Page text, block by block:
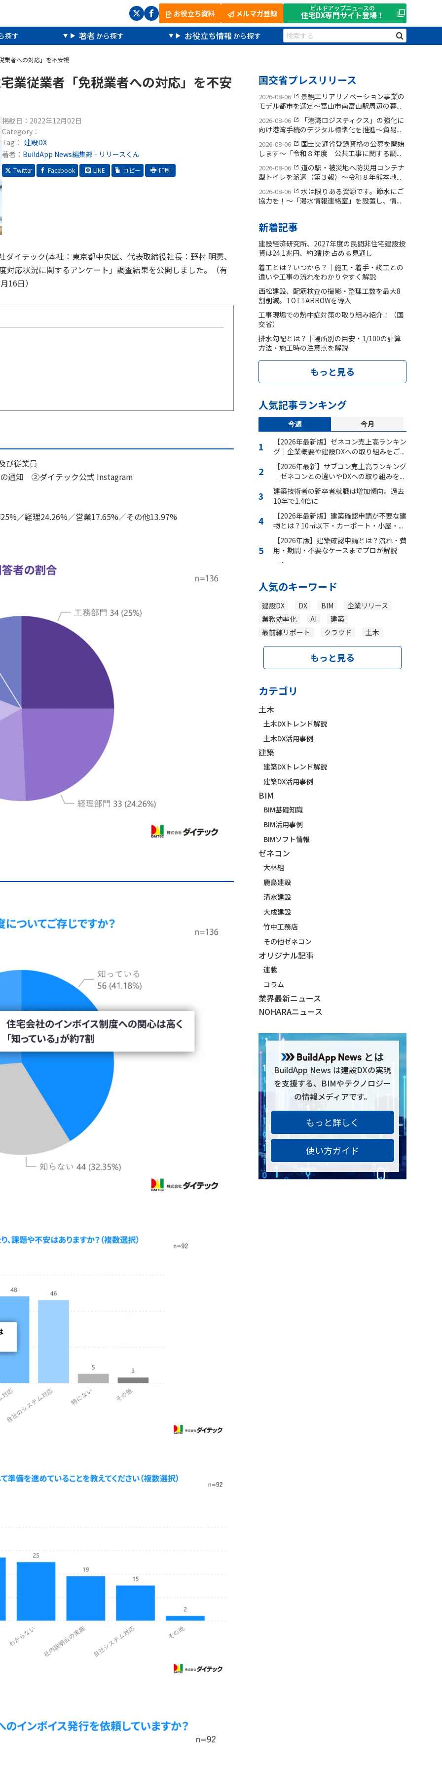
お役立ち資料 メルマガ登録
ビルドアップニュースの
住宅DX専門サイト登場！
著者 お役立ち情報
業者への対応」を不安視
業従業者「免税業者への対応」を不安
掲載日： 2022年12月02日
Category：
Tag： 建設DX
著者： BuildApp News編集部 - リリースくん
Twitter Facebook LINE コピー 印刷
イテック(本社：東京都中央区、代表取締役社長：野村 明憲、
応状況に関するアンケート」調査結果を公開しました。（有
16日）
び従業員
通知 ②ダイテック公式 Instagram
／経理24.26%／営業17.65%／その他13.97%
国交省プレスリリース
2026-08-06
景観エリアリノベーション事業の
モデル都市を選定〜富山市南富山駅周辺の暮...
2026-08-06
「港湾ロジスティクス」の強化に
向け港湾手続のデジタル標準化を推進〜貿易...
2026-08-06
国土交通省登録資格の公募を開始
します〜「令和８年度 公共工事に関する調...
2026-08-06
道の駅・被災地へ防災用コンテナ
型トイレを派遣（第３報）〜令和８年熊本地...
2026-08-06
水は限りある資源です。節水にご
協力を！〜「渇水情報連絡室」を設置し、情...
新着記事
建設経済研究所、2027年度の民間非住宅建設投
資は24.1兆円、約3割を占める見通し
着工とは？いつから？｜施工・着手・竣工との
違いや工事の流れをわかりやすく解説
西松建設、配筋検査の撮影・整理工数を最大8
割削減。TOTTARROWを導入
工事現場での熱中症対策の取り組み紹介！（国
交省）
排水勾配とは？｜場所別の目安・1/100の計算
方法・施工時の注意点を解説
もっと見る
人気記事ランキング
今週
今月
【2026年最新版】ゼネコン売上高ランキン
グ｜企業概要や建設ⅮXへの取り組みをご...
【2026年最新】サブコン売上高ランキング
｜ゼネコンとの違いやDXへの取り組みを...
建築技術者の新卒者就職は増加傾向。過去
10年で1.4倍に
【2026年最新版】建築確認申請が不要な建
物とは？10㎡以下・カーポート・小屋・...
【2026年版】建築確認申請とは？流れ・費
用・期間・不要なケースまでプロが解説
｜...
人気のキーワード
建設DX DX BIM
企業リリース
業務効率化
AI
建築
最前線リポート
クラウド 土木
もっと見る
カテゴリ
土木
土木DXトレンド解説
土木DX活用事例
建築
建築DXトレンド解説
建築DX活用事例
BIM
BIM基礎知識
BIM活用事例
BIMソフト情報
ゼネコン
大林組
鹿島建設
清水建設
大成建設
竹中工務店
その他ゼネコン
オリジナル記事
連載
コラム
業界最新ニュース
NOHARAニュース
とは
BuildApp News は建設DXの実現
を支援する、BIMやテクノロジー
の情報メディアです。
もっと詳しく
使い方ガイド